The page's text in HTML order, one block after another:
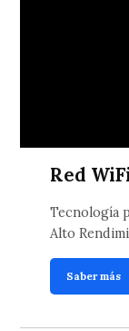
Red
Tecnología
Alto
Saber más